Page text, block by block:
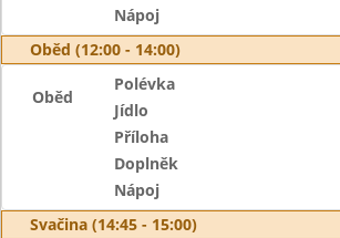
Nápoj
Oběd (12:00 - 14:00)
Oběd
Polévka
Jídlo
Příloha
Doplněk
Nápoj
Svačina (14:45 - 15:00)